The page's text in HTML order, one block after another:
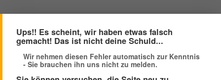
Ups!! Es scheint, wir haben etwas falsch
gemacht! Das ist nicht deine Schuld...
Wir nehmen diesen Fehler automatisch zur Kenntnis
- Sie brauchen ihn uns nicht zu melden.